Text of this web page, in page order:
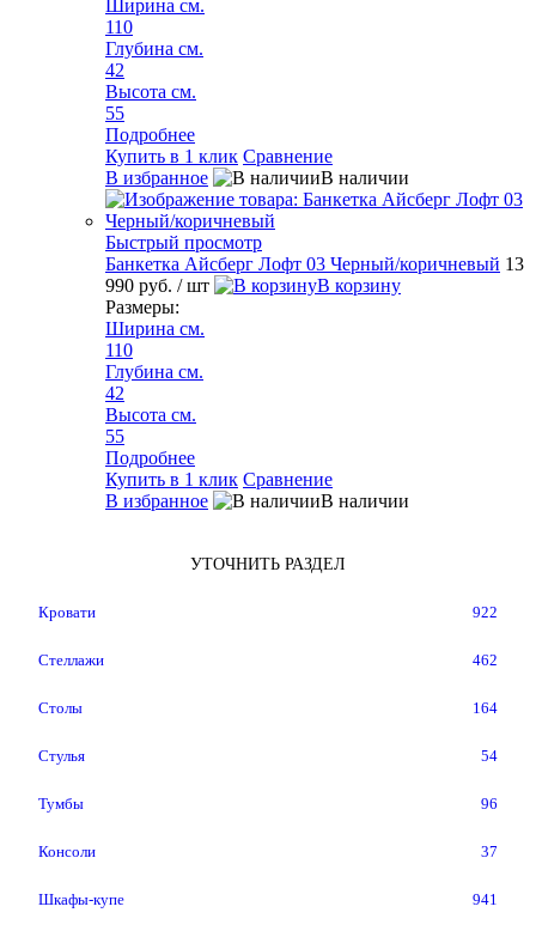
Ширина см.
110
Глубина см.
42
Высота см.
55
Подробнее
Купить в 1 клик Сравнение
В избранное
В наличии
Быстрый просмотр
Банкетка Айсберг Лофт 03 Черный/коричневый 13
990 руб. / шт
В корзину
Размеры:
Ширина см.
110
Глубина см.
42
Высота см.
55
Подробнее
Купить в 1 клик Сравнение
В избранное
В наличии
УТОЧНИТЬ РАЗДЕЛ
Кровати 922
Стеллажи 462
Столы 164
Стулья 54
Тумбы 96
Консоли 37
Шкафы-купе 941